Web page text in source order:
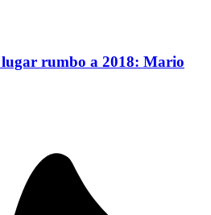
rumbo a 2018: Mario